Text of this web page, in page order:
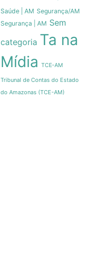
Saúde | AM Segurança/AM
Segurança | AM Sem
categoria Ta na
Mídia TCE-AM
Tribunal de Contas do Estado
do Amazonas (TCE-AM)